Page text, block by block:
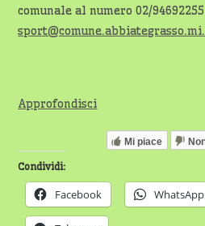
comunale al numero 02/
Approfondisci
Mi piace
Condividi:
Facebook WhatsApp